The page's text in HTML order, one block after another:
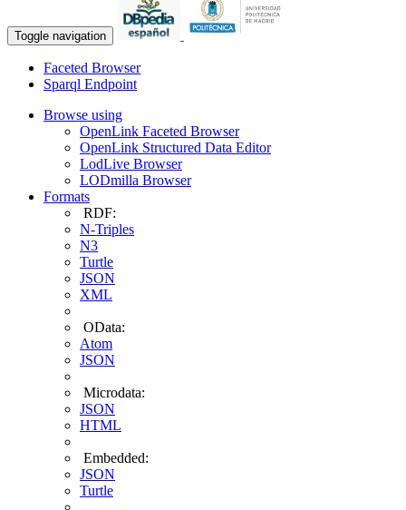
Toggle navigation
Faceted Browser
Sparql Endpoint
Browse using
OpenLink Faceted Browser
OpenLink Structured Data Editor
LodLive Browser
LODmilla Browser
Formats
RDF:
N-Triples
N3
Turtle
JSON
XML
OData:
Atom
JSON
Microdata:
JSON
HTML
Embedded:
JSON
Turtle